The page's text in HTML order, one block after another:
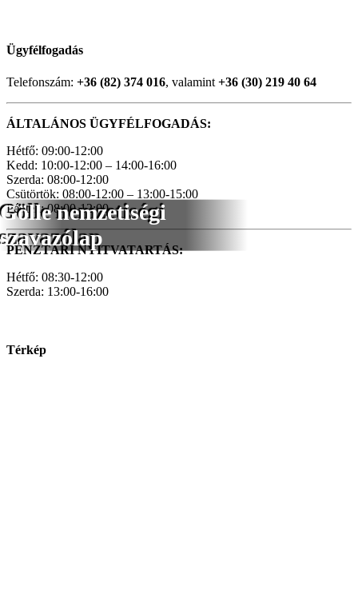
Gölle nemzetiségi
szavazólap
Ügyfélfogadás
Telefonszám: +36 (82) 374 016, valamint +36 (30) 219 40 64
ÁLTALÁNOS ÜGYFÉLFOGADÁS:
Hétfő: 09:00-12:00
Kedd: 10:00-12:00 – 14:00-16:00
Szerda: 08:00-12:00
Csütörtök: 08:00-12:00 – 13:00-15:00
Péntek: 08:00-12:00
PÉNZTÁRI NYITVATARTÁS:
Hétfő: 08:30-12:00
Szerda: 13:00-16:00
Térkép